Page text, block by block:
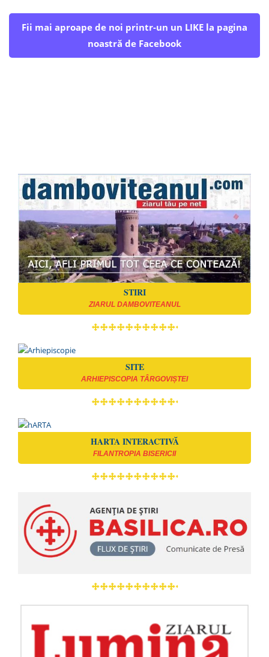
Fii mai aproape de noi printr-un un LIKE la pagina
noastră de Facebook
STIRI
ZIARUL DAMBOVITEANUL
SITE
ARHIEPISCOPIA TÂRGOVIȘTEI
HARTA INTERACTIVĂ
FILANTROPIA BISERICII